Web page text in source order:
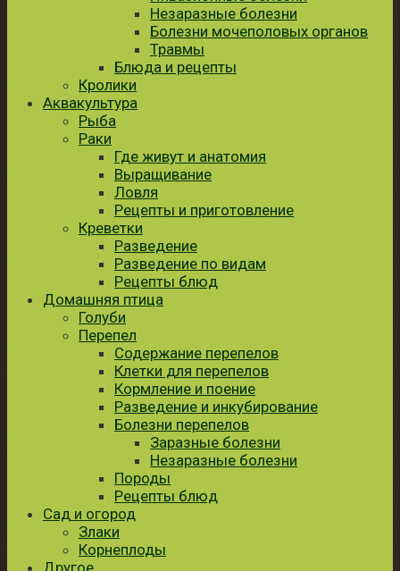
Незаразные болезни
Болезни мочеполовых органов
Травмы
Блюда и рецепты
Кролики
Аквакультура
Рыба
Раки
Где живут и анатомия
Выращивание
Ловля
Рецепты и приготовление
Креветки
Разведение
Разведение по видам
Рецепты блюд
Домашняя птица
Голуби
Перепел
Содержание перепелов
Клетки для перепелов
Кормление и поение
Разведение и инкубирование
Болезни перепелов
Заразные болезни
Незаразные болезни
Породы
Рецепты блюд
Сад и огород
Злаки
Корнеплоды
Другое